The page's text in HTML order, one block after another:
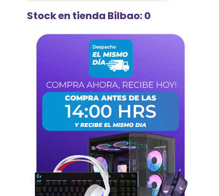
Stock en tienda Bilbao: 0